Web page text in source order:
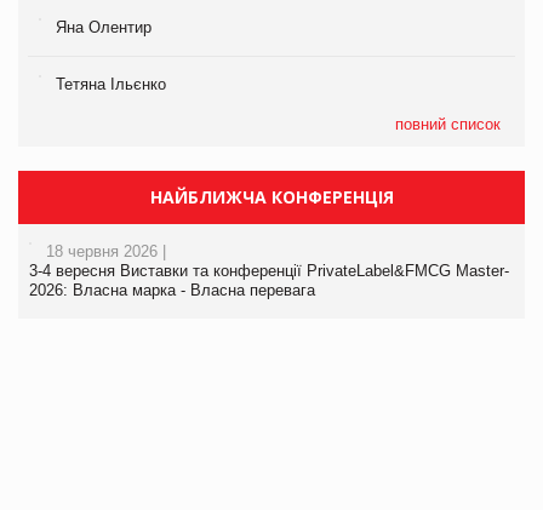
Яна Олентир
Тетяна Ільєнко
повний список
НАЙБЛИЖЧА КОНФЕРЕНЦІЯ
18 червня 2026 |
3-4 вересня Виставки та конференції PrivateLabel&FMCG Master-
2026: Власна марка - Власна перевага